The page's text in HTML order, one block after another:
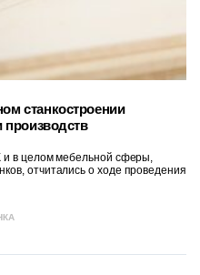
станкостроении
производств
и в целом мебельной сферы,
отчитались о ходе проведения